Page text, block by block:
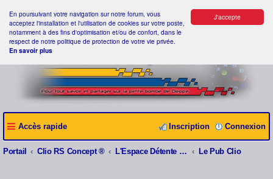
J'accepte
En poursuivant votre navigation sur notre forum, vous
acceptez l'installation et l'utilisation de cookies sur votre poste,
notamment à des fins d'optimisation et/ou de confort, dans le
respect de notre politique de protection de votre vie privée.
En savoir plus
Accès rapide Connexion
Inscription
Portail Clio RS Concept ® L'Espace Détente Clio RS Concept ® Le Pub Clio